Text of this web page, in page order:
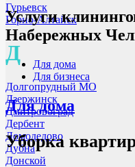
Гурьевск
Горно-Алтайск
Д
Долгопрудный МО
Дзержинск
Дмитровоград
Дербент
Домодедово
Дубна
Донской
Услуги
Набережных
Для дома
Для бизнеса
Для дома
Уборка